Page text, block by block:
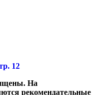
12
На
рекомендательные